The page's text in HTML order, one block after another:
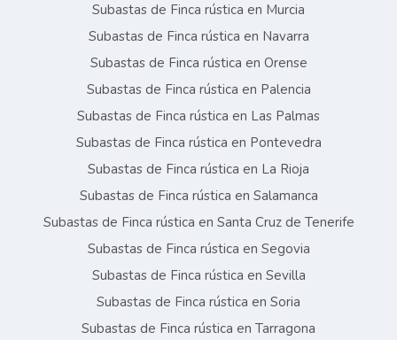
Subastas de Finca rústica en Murcia
Subastas de Finca rústica en Navarra
Subastas de Finca rústica en Orense
Subastas de Finca rústica en Palencia
Subastas de Finca rústica en Las Palmas
Subastas de Finca rústica en Pontevedra
Subastas de Finca rústica en La Rioja
Subastas de Finca rústica en Salamanca
Subastas de Finca rústica en Santa Cruz de Tenerife
Subastas de Finca rústica en Segovia
Subastas de Finca rústica en Sevilla
Subastas de Finca rústica en Soria
Subastas de Finca rústica en Tarragona